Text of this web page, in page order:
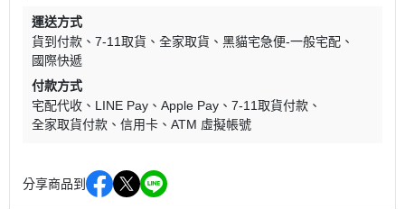
運送方式
貨到付款
7-11取貨 全家取貨
黑貓宅急便-一般宅配
國際快遞
付款方式
宅配代收
LINE Pay Apple Pay
7-11取貨付款
全家取貨付款
信用卡 ATM 虛擬帳號
分享商品到